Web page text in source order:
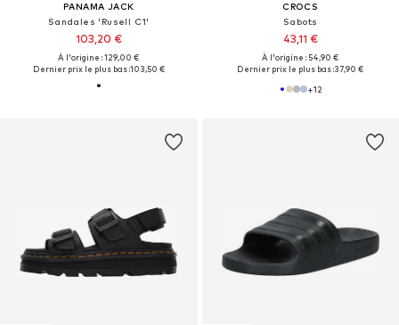
PANAMA JACK
Sandales 'Rusell C1'
103,20 €
À l'origine : 129,00 €
Dernier prix le plus bas :103,50 €
CROCS
Sabots
43,11 €
À l'origine : 54,90 €
Dernier prix le plus bas :37,90 €
+12